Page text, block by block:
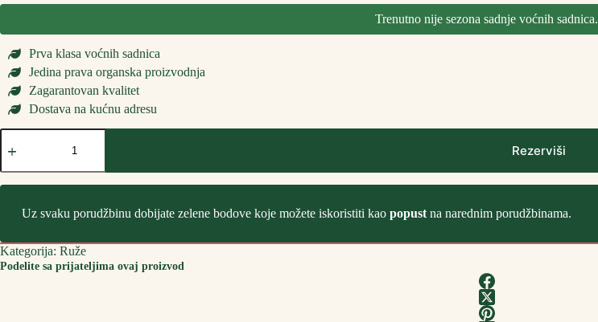
Trenutno nije sezona sadnje voćnih sadnica.
Prva klasa voćnih sadnica
Jedina prava organska proizvodnja
Zagarantovan kvalitet
Dostava na kućnu adresu
Sadnice
Ruže
Nina
WeilBull
Rezerviši
Uz svaku porudžbinu dobijate zelene bodove koje možete iskoristiti kao popust na narednim porudžbinama.
Kategorija: Ruže
Podelite sa prijateljima ovaj proizvod